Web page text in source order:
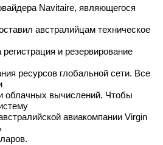
Navitaire, являющегося
австралийцам техническое
и резервирование
ресурсов глобальной сети. Все
облачных вычислений. Чтобы
авиакомпании Virgin